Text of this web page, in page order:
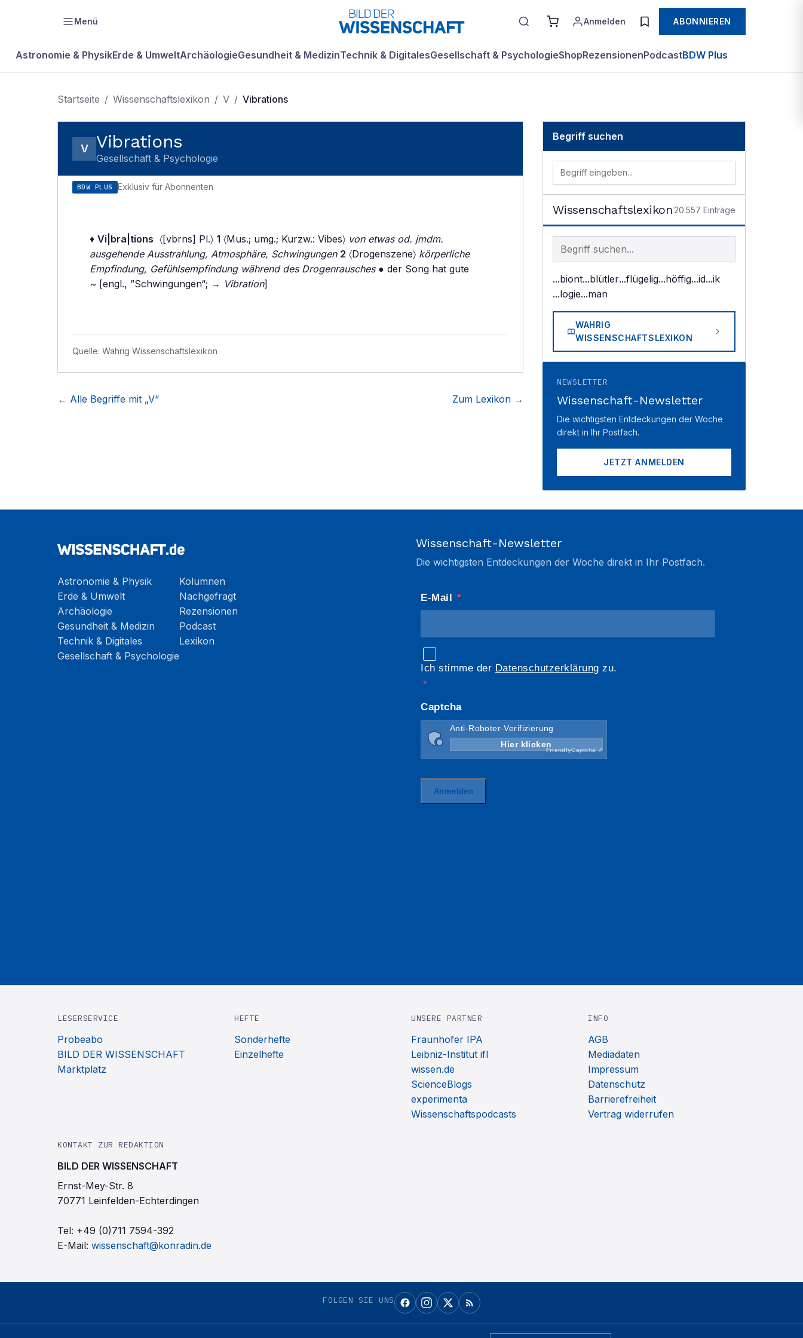
Menü Anmelden ABONNIEREN
Astronomie & PhysikErde & UmweltArchäologieGesundheit & MedizinTechnik & DigitalesGesellschaft & PsychologieShopRezensionenPodcastBDW Plus
Startseite / Wissenschaftslexikon / V / Vibrations
V Vibrations
Gesellschaft & Psychologie
BDW PLUS Exklusiv für Abonnenten
♦ Vi|bra|tions 〈[vbrns] Pl.〉 1 〈Mus.; umg.; Kurzw.: Vibes〉 von etwas od. jmdm.
ausgehende Ausstrahlung, Atmosphäre, Schwingungen 2 〈Drogenszene〉 körperliche
Empfindung, Gefühlsempfindung während des Drogenrausches● der Song hat gute
~ [engl., ”Schwingungen“; → Vibration]
Quelle: Wahrig Wissenschaftslexikon
← Alle Begriffe mit „V“ Zum Lexikon →
Begriff suchen
Wissenschaftslexikon 20.557 Einträge
Begriff im Lexikon suchen
...biont...blütler...flügelig...höffig...id...ik
...logie...man
WAHRIG
WISSENSCHAFTSLEXIKON
NEWSLETTER
Wissenschaft-Newsletter
Die wichtigsten Entdeckungen der Woche
direkt in Ihr Postfach.
JETZT ANMELDEN
Astronomie & Physik
Erde & Umwelt
Archäologie
Gesundheit & Medizin
Technik & Digitales
Gesellschaft & Psychologie
Kolumnen
Nachgefragt
Rezensionen
Podcast
Lexikon
Wissenschaft-Newsletter
Die wichtigsten Entdeckungen der Woche direkt in Ihr Postfach.
LESERSERVICE
Probeabo
BILD DER WISSENSCHAFT
Marktplatz
HEFTE
Sonderhefte
Einzelhefte
UNSERE PARTNER
Fraunhofer IPA
Leibniz-Institut ifl
wissen.de
ScienceBlogs
experimenta
Wissenschaftspodcasts
INFO
AGB
Mediadaten
Impressum
Datenschutz
Barrierefreiheit
Vertrag widerrufen
KONTAKT ZUR REDAKTION
BILD DER WISSENSCHAFT
Ernst-Mey-Str. 8
70771 Leinfelden-Echterdingen
Tel: +49 (0)711 7594-392
E-Mail: wissenschaft@konradin.de
FOLGEN SIE UNS